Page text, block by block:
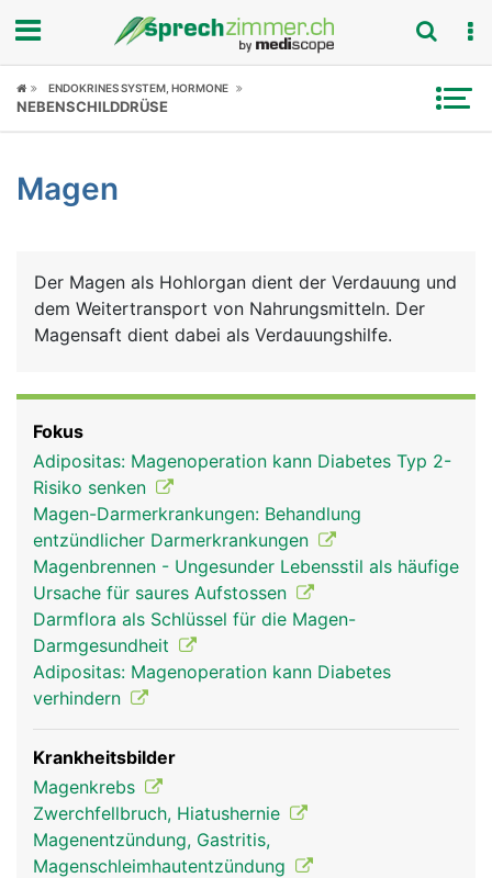
Fokus
Symptome
News
Rubriken
ENDOKRINES SYSTEM, HORMONE
NEBENSCHILDDRÜSE
Magen
Der Magen als Hohlorgan dient der Verdauung und
dem Weitertransport von Nahrungsmitteln. Der
Magensaft dient dabei als Verdauungshilfe.
Fokus
Adipositas: Magenoperation kann Diabetes Typ 2-
Risiko senken
Magen-Darmerkrankungen: Behandlung
entzündlicher Darmerkrankungen
Magenbrennen - Ungesunder Lebensstil als häufige
Ursache für saures Aufstossen
Darmflora als Schlüssel für die Magen-
Darmgesundheit
Adipositas: Magenoperation kann Diabetes
verhindern
Krankheitsbilder
Magenkrebs
Zwerchfellbruch, Hiatushernie
Magenentzündung, Gastritis,
Magenschleimhautentzündung